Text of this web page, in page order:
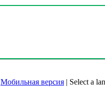
Мобильная версия | Select a